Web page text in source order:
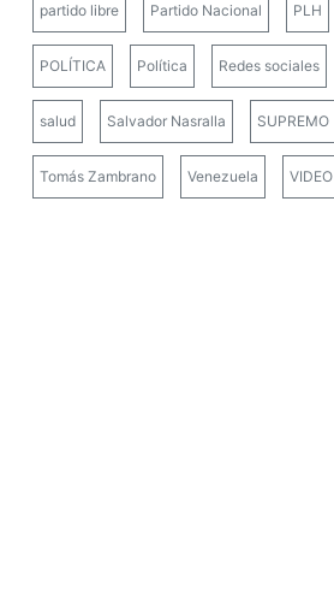
partido libre Partido Nacional PLH
POLÍTICA Política Redes sociales
salud Salvador Nasralla SUPREMO
Tomás Zambrano Venezuela VIDEO